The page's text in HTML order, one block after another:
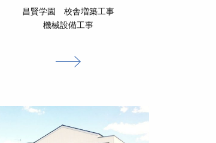
昌賢学園 校舎増築工事
機械設備工事